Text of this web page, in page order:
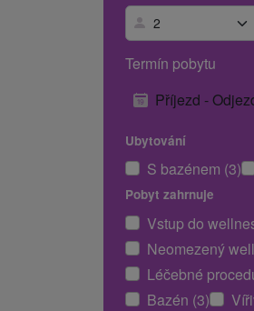
Termín pobytu
Příjezd -
Ubytování
S bazénem (3)
Pobyt zahrnuje
Vstup do
Neomezený
Léčebné
Bazén (3)